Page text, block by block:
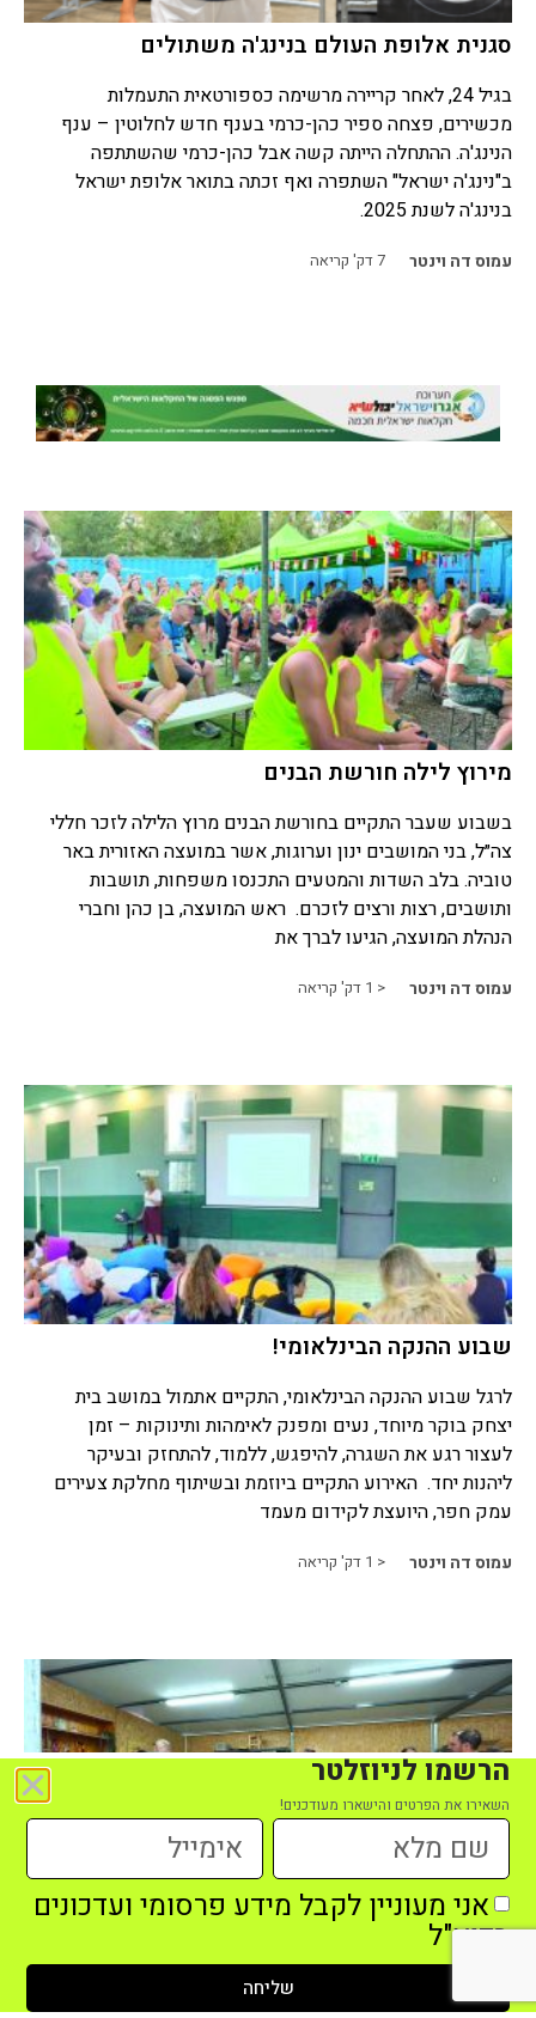
סגנית אלופת העולם בנינג'ה משתולים
בגיל 24, לאחר קריירה מרשימה כספורטאית התעמלות
מכשירים, פצחה ספיר כהן-כרמי בענף חדש לחלוטין – ענף
הנינג'ה. ההתחלה הייתה קשה אבל כהן-כרמי שהשתתפה
ב"נינג'ה ישראל" השתפרה ואף זכתה בתואר אלופת ישראל
בנינג'ה לשנת 2025.
עמוס דה וינטר 7דק' קריאה
מירוץ לילה חורשת הבנים
בשבוע שעבר התקיים בחורשת הבנים מרוץ הלילה לזכר חללי
צה״ל, בני המושבים ינון וערוגות, אשר במועצה האזורית באר
טוביה. בלב השדות והמטעים התכנסו משפחות, תושבות
ותושבים, רצות ורצים לזכרם. ראש המועצה, בן כהן וחברי
הנהלת המועצה, הגיעו לברך את
עמוס דה וינטר < 1 דק' קריאה
שבוע ההנקה הבינלאומי!
לרגל שבוע ההנקה הבינלאומי, התקיים אתמול במושב בית
יצחק בוקר מיוחד, נעים ומפנק לאימהות ותינוקות – זמן
לעצור רגע את השגרה, להיפגש, ללמוד, להתחזק ובעיקר
ליהנות יחד. האירוע התקיים ביוזמת ובשיתוף מחלקת צעירים
עמק חפר, היועצת לקידום מעמד
עמוס דה וינטר < 1 דק' קריאה
זמן זוגי
ביום שישי 31.7.26 התקיים במושב סגולה אשר במועצה
האזורית יואב המפגש הראשון במסגרת "זמן זוגי", יוזמה
הרשמו לניוזלטר
השאירו את הפרטים והישארו מעודכנים!
אני מעוניין לקבל מידע פרסומי ועדכונים
בדוא"ל
שליחה